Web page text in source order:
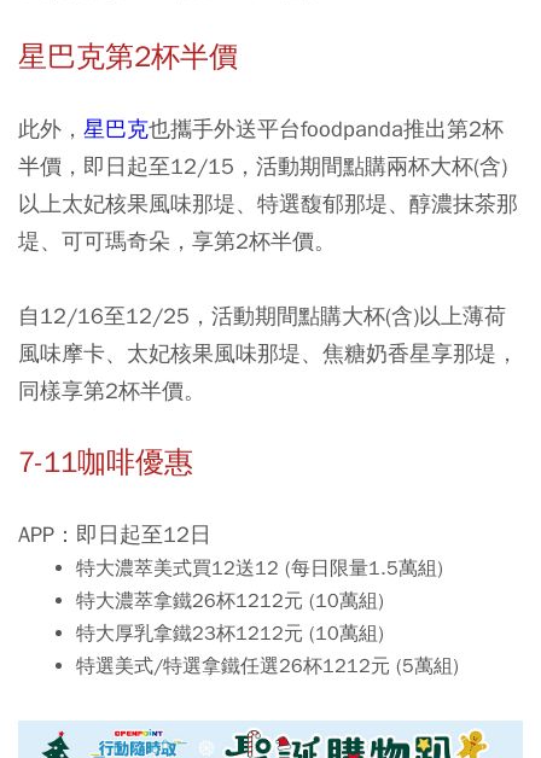
星巴克第2杯半價
此外， 星巴克也攜手外送平台foodpanda推出第2杯
半價，即日起至12/15，活動期間點購兩杯大杯(含)
以上太妃核果風味那堤、特選馥郁那堤、醇濃抹茶那
堤、可可瑪奇朵，享第2杯半價。
自12/16至12/25，活動期間點購大杯(含)以上薄荷
風味摩卡、太妃核果風味那堤、焦糖奶香星享那堤，
同樣享第2杯半價。
7-11咖啡優惠
APP：即日起至12日
特大濃萃美式買12送12 (每日限量1.5萬組)
特大濃萃拿鐵26杯1212元 (10萬組)
特大厚乳拿鐵23杯1212元 (10萬組)
特選美式/特選拿鐵任選26杯1212元 (5萬組)